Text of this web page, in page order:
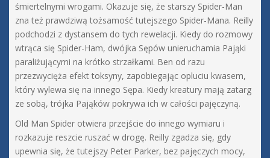
śmiertelnymi wrogami. Okazuje się, że starszy Spider-Man
zna też prawdziwą tożsamość tutejszego Spider-Mana. Reilly
podchodzi z dystansem do tych rewelacji. Kiedy do rozmowy
wtrąca się Spider-Ham, dwójka Sępów unieruchamia Pająki
paraliżującymi na krótko strzałkami. Ben od razu
przezwycięża efekt toksyny, zapobiegając opluciu kwasem,
który wylewa się na innego Sępa. Kiedy kreatury mają zatarg
ze sobą, trójka Pająków pokrywa ich w całości pajęczyną.
Old Man Spider otwiera przejście do innego wymiaru i
rozkazuje reszcie ruszać w drogę. Reilly zgadza się, gdy
upewnia się, że tutejszy Peter Parker, bez pajęczych mocy,